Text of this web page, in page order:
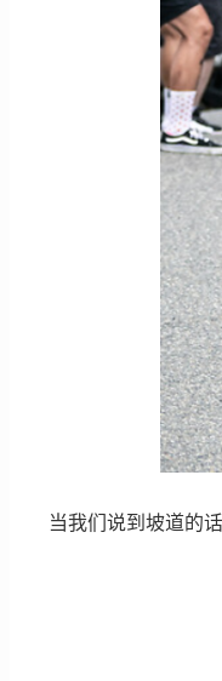
当我们说到坡道的